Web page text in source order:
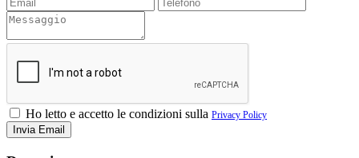
Ho letto e accetto le condizioni sulla Privacy Policy